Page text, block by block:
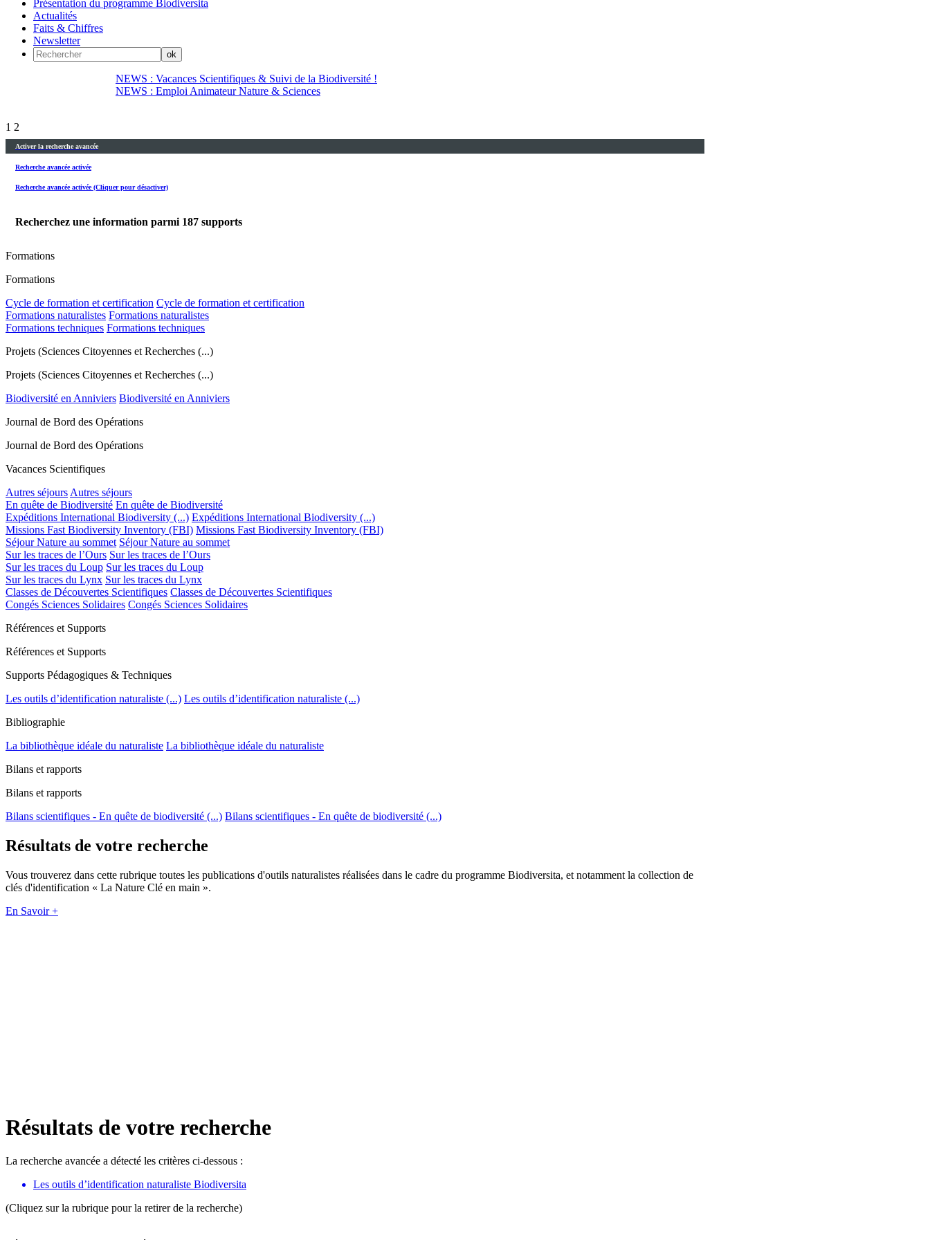
Présentation du programme Biodiversita
Actualités
Faits & Chiffres
Newsletter
NEWS : Vacances Scientifiques & Suivi de la Biodiversité !
NEWS : Emploi Animateur Nature & Sciences
1 2
Activer la recherche avancée
Recherche avancée activée
Recherche avancée activée (Cliquer pour désactiver)
Recherchez une information parmi 187 supports
Formations
Formations
Cycle de formation et certification Cycle de formation et certification
Formations naturalistes Formations naturalistes
Formations techniques Formations techniques
Projets (Sciences Citoyennes et Recherches (...)
Projets (Sciences Citoyennes et Recherches (...)
Biodiversité en Anniviers Biodiversité en Anniviers
Journal de Bord des Opérations
Journal de Bord des Opérations
Vacances Scientifiques
Autres séjoursAutres séjours
En quête de Biodiversité En quête de Biodiversité
Expéditions International Biodiversity (...) Expéditions International Biodiversity (...)
Missions Fast Biodiversity Inventory (FBI) Missions Fast Biodiversity Inventory (FBI)
Séjour Nature au sommet Séjour Nature au sommet
Sur les traces de l’Ours Sur les traces de l’Ours
Sur les traces du Loup Sur les traces du Loup
Sur les traces du Lynx Sur les traces du Lynx
Classes de Découvertes Scientifiques Classes de Découvertes Scientifiques
Congés Sciences Solidaires Congés Sciences Solidaires
Références et Supports
Références et Supports
Supports Pédagogiques & Techniques
Les outils d’identification naturaliste (...) Les outils d’identification naturaliste (...)
Bibliographie
La bibliothèque idéale du naturaliste La bibliothèque idéale du naturaliste
Bilans et rapports
Bilans et rapports
Bilans scientifiques - En quête de biodiversité (...) Bilans scientifiques - En quête de biodiversité (...)
Résultats de votre recherche
Vous trouverez dans cette rubrique toutes les publications d'outils naturalistes réalisées dans le cadre du programme Biodiversita, et notamment la collection de
clés d'identification « La Nature Clé en main ».
En Savoir +
Résultats de votre recherche
La recherche avancée a détecté les critères ci-dessous :
Les outils d’identification naturaliste Biodiversita
(Cliquez sur la rubrique pour la retirer de la recherche)